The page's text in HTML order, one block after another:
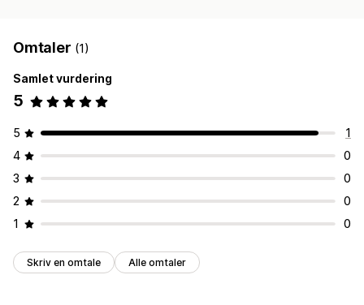
Omtaler (1)
Samlet vurdering
5
5
1
4
0
3
0
2
0
1
0
Skriv en omtale Alle omtaler